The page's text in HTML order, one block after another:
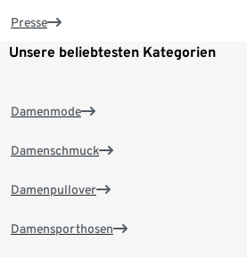
Presse
Unsere beliebtesten Kategorien
Damenmode
Damenschmuck
Damenpullover
Damensporthosen